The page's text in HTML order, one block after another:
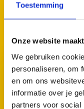
Toestemming
Onze website
We gebruiken
personaliseren, om
en om ons
informatie over je
partners voor social